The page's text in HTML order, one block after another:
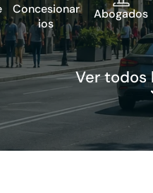
Concesionar
ios
Abogados
Ver todos